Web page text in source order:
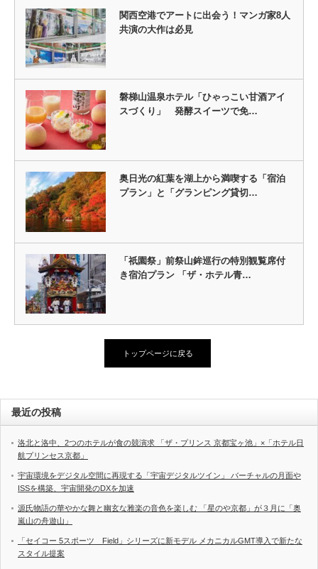
関西空港でアートに出会う！マンガ家8人
共演の大作は必見
磐梯山温泉ホテル「ひゃっこい甘酒アイ
スづくり」 発酵スイーツで免…
奥日光の紅葉を湖上から満喫する「宿泊
プラン」と「グランピング貸切…
「祇園祭」前祭山鉾巡行の特別観覧席付
き宿泊プラン 「ザ・ホテル青…
トップページに戻る
最近の投稿
洛北と洛中、2つのホテルが食の競演求 「ザ・プリンス 京都宝ヶ池」×「ホテル日
航プリンセス京都」
宇宙環境をデジタル空間に再現する「宇宙デジタルツイン」 バーチャルの月面や
ISSを構築、宇宙開発のDXを加速
源氏物語の華やかな舞と幽玄な雅楽の音色を楽しむ 「星のや京都」が３月に「奥
嵐山の舟遊山」
「セイコー 5スポーツ Field」シリーズに新モデル メカニカルGMT導入で新たな
スタイル提案